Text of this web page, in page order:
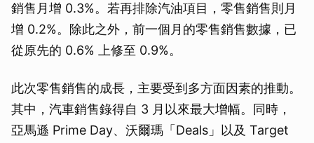
銷售月增 0.3%。若再排除汽油項目，零售銷售則月
增 0.2%。除此之外，前一個月的零售銷售數據，已
從原先的 0.6% 上修至 0.9%。
此次零售銷售的成長，主要受到多方面因素的推動。
其中，汽車銷售錄得自 3 月以來最大增幅。同時，
亞馬遜 Prime Day、沃爾瑪「Deals」以及 Target